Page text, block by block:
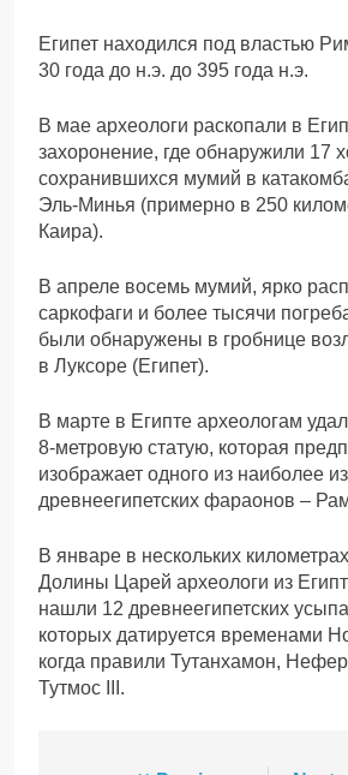
Египет находился под властью
30 года до н.э. до 395 года н.э.
В мае археологи раскопали в
захоронение, где обнаружили 17
сохранившихся мумий в
Эль-Минья (примерно в 250
Каира).
В апреле восемь мумий, ярко
саркофаги и более тысячи
были обнаружены в гробнице
в Луксоре (Египет).
В марте в Египте археологам
8-метровую статую, которая
изображает одного из наиболее
древнеегипетских фараонов –
В январе в нескольких
Долины Царей археологи из
нашли 12 древнеегипетских
которых датируется временами
когда правили Тутанхамон,
Тутмос III.